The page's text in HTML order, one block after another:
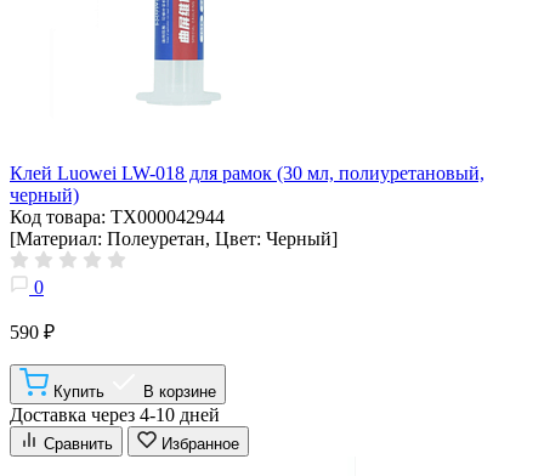
Клей Luowei LW-018 для рамок (30 мл, полиуретановый,
черный)
Код товара: ТХ000042944
[Материал: Полеуретан, Цвет: Черный]
0
590 ₽
Купить В корзине
Доставка через 4-10 дней
Сравнить Избранное